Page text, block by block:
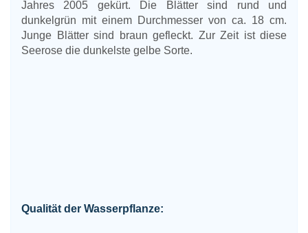
Jahres 2005 gekürt. Die Blätter sind rund und
dunkelgrün mit einem Durchmesser von ca. 18 cm.
Junge Blätter sind braun gefleckt. Zur Zeit ist diese
Seerose die dunkelste gelbe Sorte.
Qualität der Wasserpflanze: